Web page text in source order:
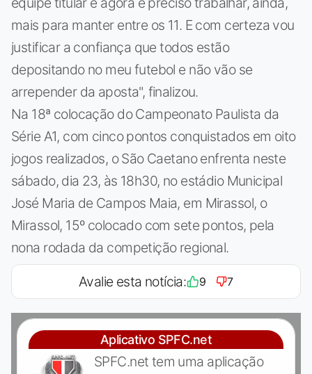
mais para manter entre os 11. E com certeza vou
justificar a confiança que todos estão
depositando no meu futebol e não vão se
arrepender da aposta", finalizou.
Na 18ª colocação do Campeonato Paulista da
Série A1, com cinco pontos conquistados em oito
jogos realizados, o São Caetano enfrenta neste
sábado, dia 23, às 18h30, no estádio Municipal
José Maria de Campos Maia, em Mirassol, o
Mirassol, 15º colocado com sete pontos, pela
nona rodada da competição regional.
Avalie esta notícia: 9 7
Aplicativo SPFC.net
SPFC.net tem uma aplicação